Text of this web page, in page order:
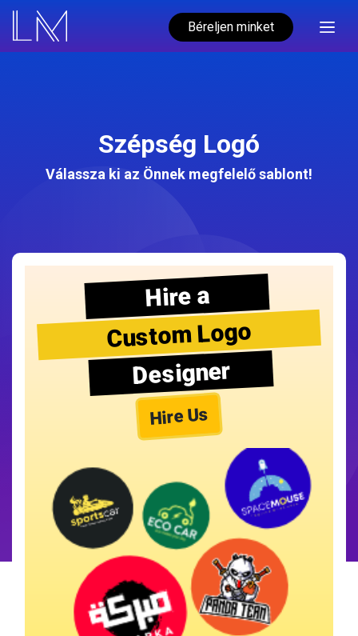
Béreljen minket
Szépség Logó
Válassza ki az Önnek megfelelő sablont!
Hire a
Custom Logo
Designer
Hire Us